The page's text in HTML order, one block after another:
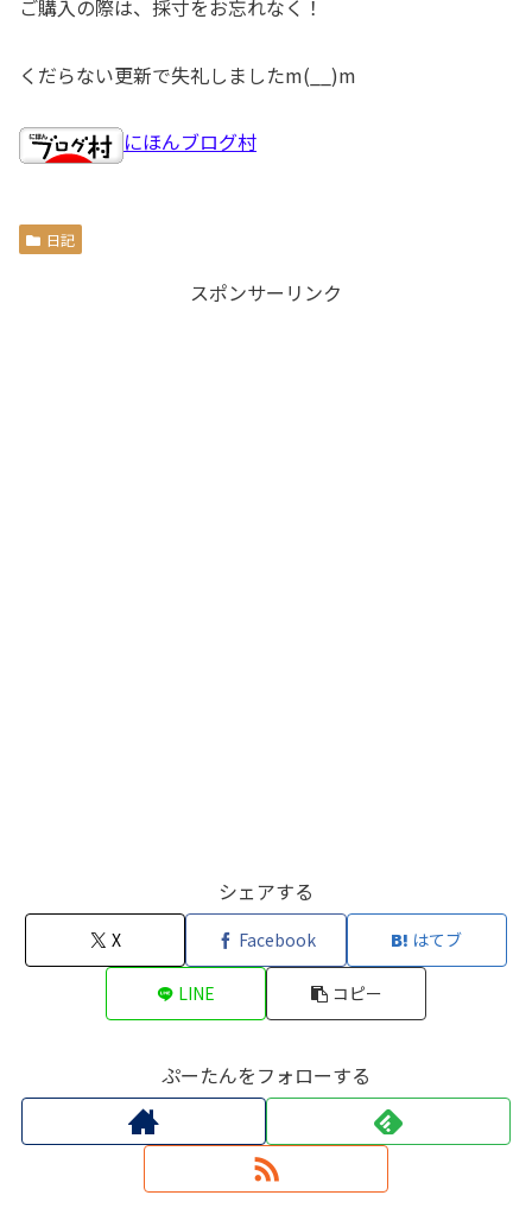
ご購入の際は、採寸をお忘れなく！
くだらない更新で失礼しましたm(__)m
にほんブログ村
日記
スポンサーリンク
シェアする
X Facebook はてブ
LINE コピー
ぷーたんをフォローする